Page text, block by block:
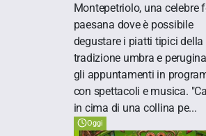
Montepetriolo, una celebre
paesana dove è possibile
degustare i piatti tipici della
tradizione umbra e
gli appuntamenti in
con spettacoli e musica.
in cima di una collina pe...
Oggi